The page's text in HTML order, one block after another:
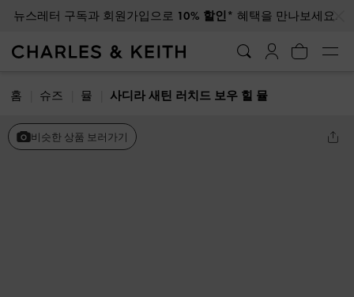
뉴스레터 구독과 회원가입으로 10% 할인* 혜택을 만나보세요.
홈 슈즈 뮬 사디라 새틴 러치드 보우 힐 뮬
비슷한 상품 보러가기